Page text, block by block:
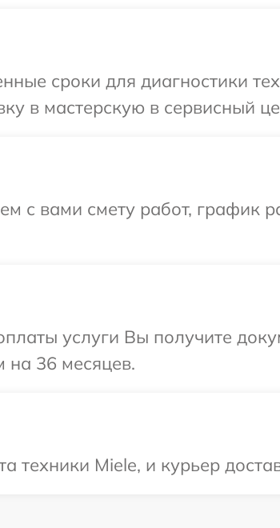
сроки для диагностики
в мастерскую в сервисный
с вами смету работ, график
услуги Вы получите
на 36 месяцев.
Miele, и курьер